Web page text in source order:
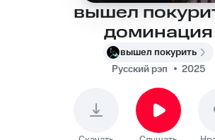
вышел
доминация
вышел покурить
Русский рэп
2025